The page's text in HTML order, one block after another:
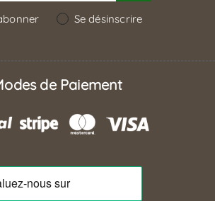
Se désinscrire
de Paiement